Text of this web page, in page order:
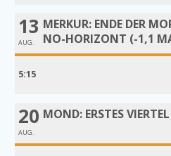
13
AUG.
MERKUR: ENDE DER
NO-HORIZONT (-1,1
5:15
20
AUG.
MOND: ERSTES VIERTEL